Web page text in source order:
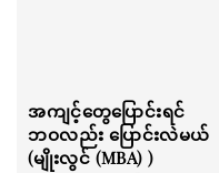
အကျင့်တွေပြောင်းရင်
ဘဝလည်း ပြောင်းလဲမယ်
(မျိုးလွင် (MBA) )